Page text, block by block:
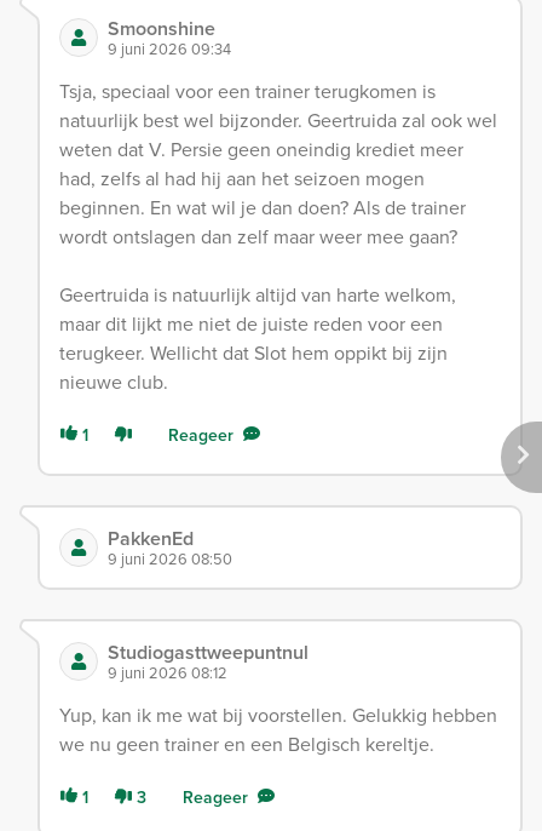
Smoonshine
9 juni 2026 09:34
Tsja, speciaal voor een trainer terugkomen is
natuurlijk best wel bijzonder. Geertruida zal ook wel
weten dat V. Persie geen oneindig krediet meer
had, zelfs al had hij aan het seizoen mogen
beginnen. En wat wil je dan doen? Als de trainer
wordt ontslagen dan zelf maar weer mee gaan?
Geertruida is natuurlijk altijd van harte welkom,
maar dit lijkt me niet de juiste reden voor een
terugkeer. Wellicht dat Slot hem oppikt bij zijn
nieuwe club.
1 Reageer
PakkenEd
9 juni 2026 08:50
Studiogasttweepuntnul
9 juni 2026 08:12
Yup, kan ik me wat bij voorstellen. Gelukkig hebben
we nu geen trainer en een Belgisch kereltje.
1 3 Reageer